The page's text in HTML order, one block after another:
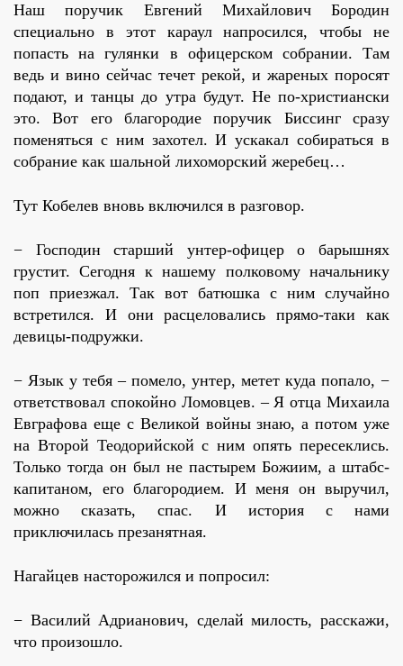
Наш поручик Евгений Михайлович Бородин
специально в этот караул напросился, чтобы не
попасть на гулянки в офицерском собрании. Там
ведь и вино сейчас течет рекой, и жареных поросят
подают, и танцы до утра будут. Не по-христиански
это. Вот его благородие поручик Биссинг сразу
поменяться с ним захотел. И ускакал собираться в
собрание как шальной лихоморский жеребец…
Тут Кобелев вновь включился в разговор.
− Господин старший унтер-офицер о барышнях
грустит. Сегодня к нашему полковому начальнику
поп приезжал. Так вот батюшка с ним случайно
встретился. И они расцеловались прямо-таки как
девицы-подружки.
− Язык у тебя – помело, унтер, метет куда попало, −
ответствовал спокойно Ломовцев. – Я отца Михаила
Евграфова еще с Великой войны знаю, а потом уже
на Второй Теодорийской с ним опять пересеклись.
Только тогда он был не пастырем Божиим, а штабс-
капитаном, его благородием. И меня он выручил,
можно сказать, спас. И история с нами
приключилась презанятная.
Нагайцев насторожился и попросил:
− Василий Адрианович, сделай милость, расскажи,
что произошло.